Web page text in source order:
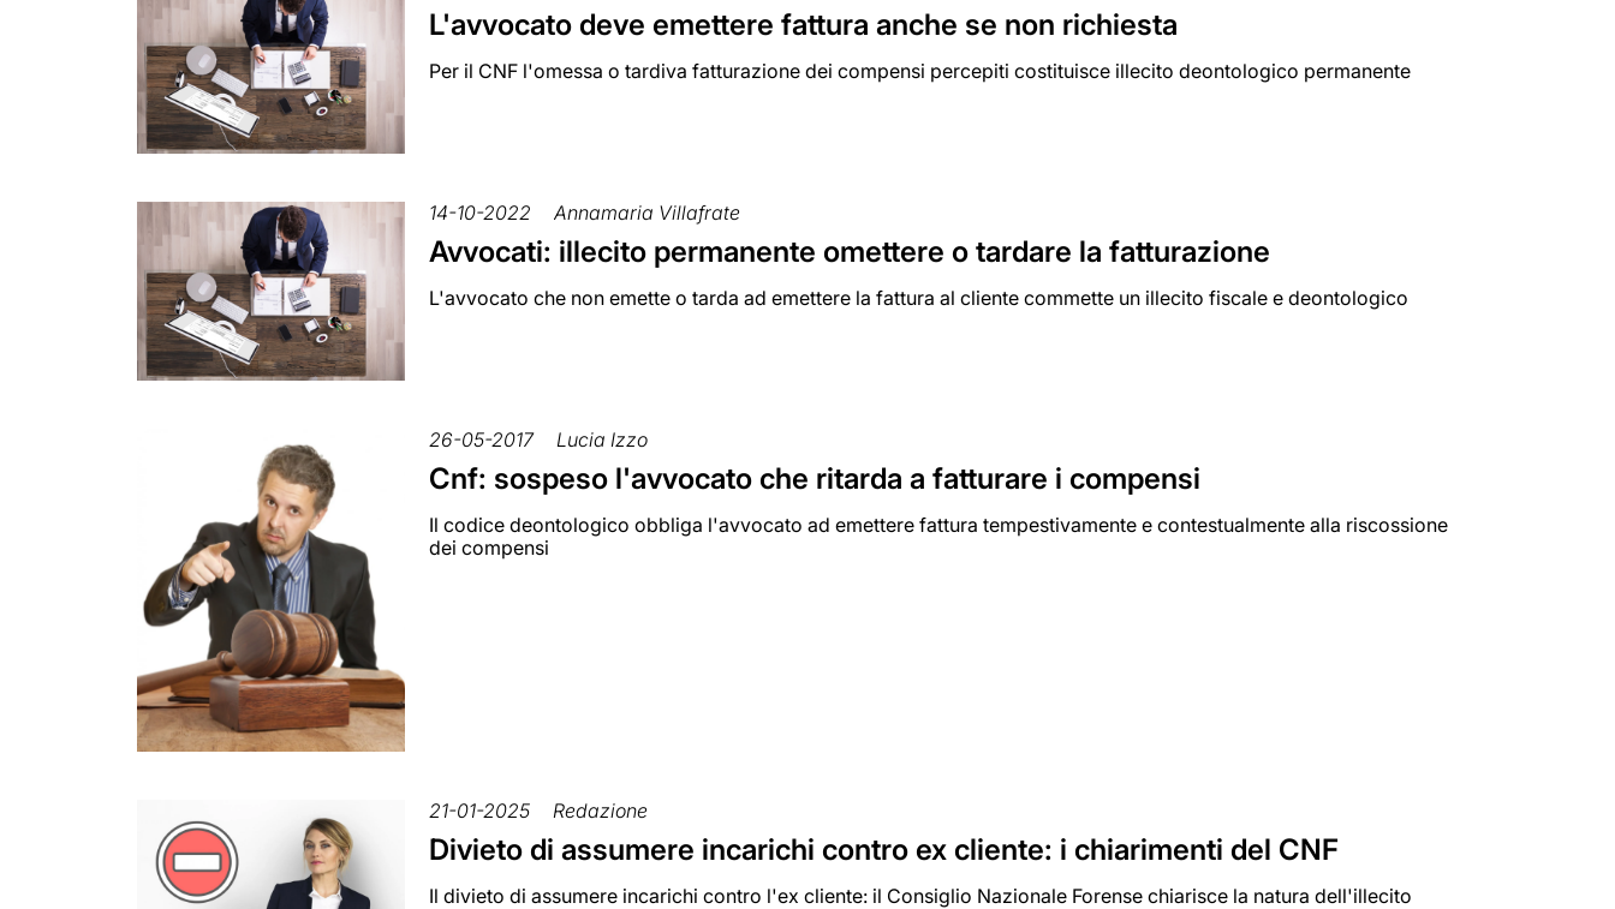
L'avvocato deve emettere fattura anche se non richiesta
Per il CNF l'omessa o tardiva fatturazione dei compensi percepiti costituisce illecito deontologico permanente
14-10-2022 Annamaria Villafrate
Avvocati: illecito permanente omettere o tardare la fatturazione
L'avvocato che non emette o tarda ad emettere la fattura al cliente commette un illecito fiscale e deontologico
26-05-2017 Lucia Izzo
Cnf: sospeso l'avvocato che ritarda a fatturare i compensi
Il codice deontologico obbliga l'avvocato ad emettere fattura tempestivamente e contestualmente alla riscossione
dei compensi
21-01-2025 Redazione
Divieto di assumere incarichi contro ex cliente: i chiarimenti del CNF
Il divieto di assumere incarichi contro l'ex cliente: il Consiglio Nazionale Forense chiarisce la natura dell'illecito